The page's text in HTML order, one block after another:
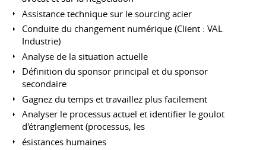
Assistance technique sur le sourcing acier
Conduite du changement numérique (Client : VAL
Industrie)
Analyse de la situation actuelle
Définition du sponsor principal et du sponsor
secondaire
Gagnez du temps et travaillez plus facilement
Analyser le processus actuel et identifier le goulot
d'étranglement (processus, les
ésistances humaines